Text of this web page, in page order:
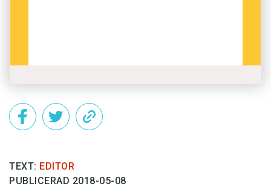
TEXT: EDITOR
PUBLICERAD 2018-05-08